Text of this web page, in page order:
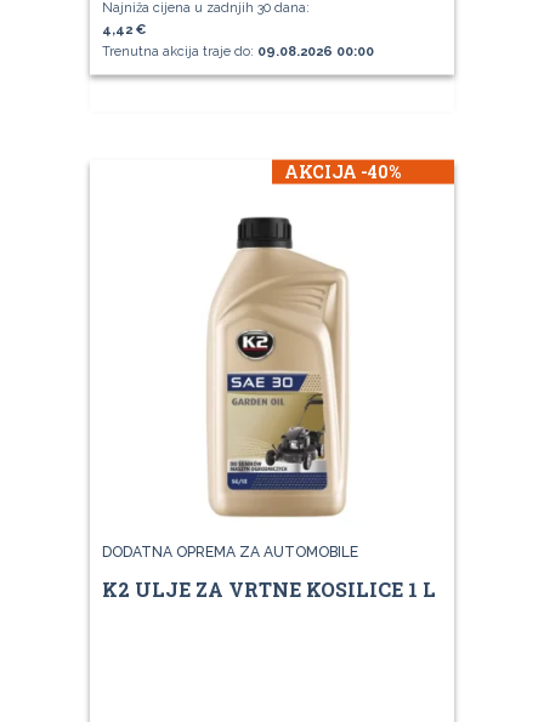
Najniža cijena u zadnjih 30 dana:
4,42 €
Trenutna akcija traje do: 09.08.2026 00:00
AKCIJA -40%
DODATNA OPREMA ZA AUTOMOBILE
K2 ULJE ZA VRTNE KOSILICE 1 L